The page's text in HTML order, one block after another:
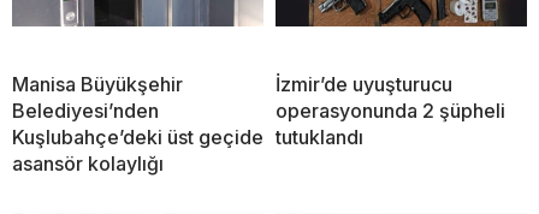
Manisa Büyükşehir
Belediyesi’nden
Kuşlubahçe’deki üst geçide
asansör kolaylığı
İzmir’de uyuşturucu
operasyonunda 2 şüpheli
tutuklandı